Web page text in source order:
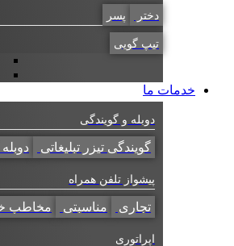
پسر
تیپ گویی
خدمات ما
دوبله و گویندگی
گویندگی تیزر تبلیغاتی دوبله گیم
پیشواز تلفن همراه
تجاری مناسبتی مخاطب خاص
اپراتوری